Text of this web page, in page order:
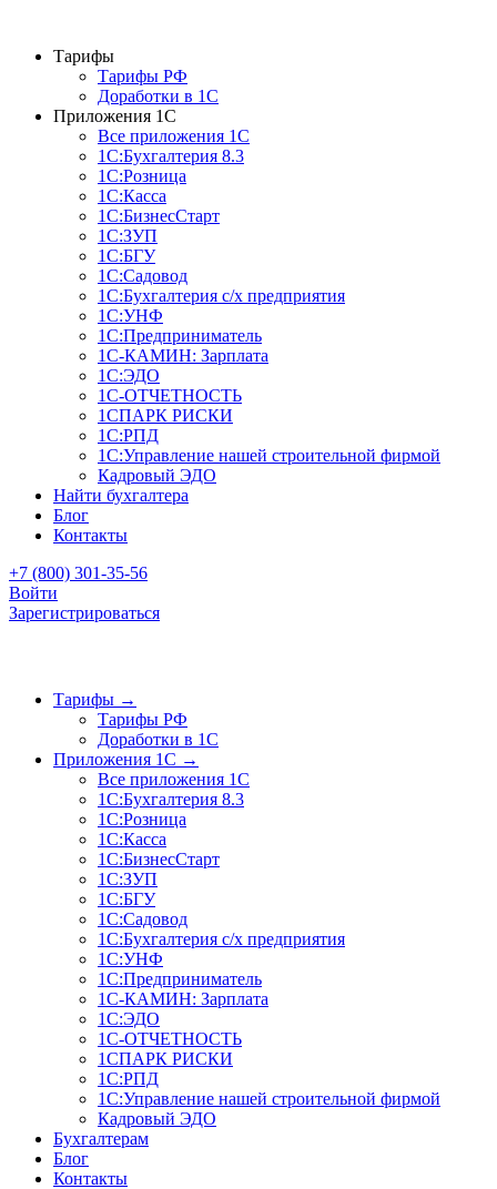
Тарифы
Тарифы РФ
Доработки в 1C
Приложения 1С
Все приложения 1С
1С:Бухгалтерия 8.3
1С:Розница
1С:Касса
1С:БизнесСтарт
1С:ЗУП
1С:БГУ
1С:Садовод
1С:Бухгалтерия с/х предприятия
1С:УНФ
1С:Предприниматель
1С-КАМИН: Зарплата
1С:ЭДО
1С-ОТЧЕТНОСТЬ
1СПАРК РИСКИ
1С:РПД
1С:Управление нашей строительной фирмой
Кадровый ЭДО
Найти бухгалтера
Блог
Контакты
+7 (800) 301-35-56
Войти
Зарегистрироваться
Тарифы →
Тарифы РФ
Доработки в 1C
Приложения 1C →
Все приложения 1С
1С:Бухгалтерия 8.3
1С:Розница
1С:Касса
1С:БизнесСтарт
1С:ЗУП
1С:БГУ
1С:Садовод
1С:Бухгалтерия с/х предприятия
1С:УНФ
1С:Предприниматель
1С-КАМИН: Зарплата
1С:ЭДО
1С-ОТЧЕТНОСТЬ
1СПАРК РИСКИ
1С:РПД
1С:Управление нашей строительной фирмой
Кадровый ЭДО
Бухгалтерам
Блог
Контакты